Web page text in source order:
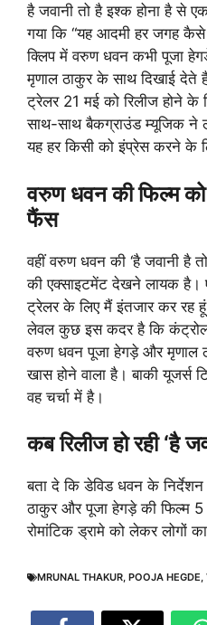
है जवानी तो है इश्क होना है से
गया कि “यह आदमी हर जगह
क्लिप में वरुण धवन कभी पूजा
मृणाल ठाकुर के साथ दिखाई देते
ट्रेलर 21 मई को रिलीज होने के
साथ-साथ बैकग्राउंड म्यूजिक ने
यह हर किसी को इंप्रेस करने के
वरुण धवन की फिल्म
फैंस
वहीं वरुण धवन की ‘है जवानी है
की एक्साइटमेंट देखने लायक
ट्रेलर के लिए मैं इंतजार कर रह
लेवल कुछ इस कदर है कि कंट्रोल
वरुण धवन पूजा हेगड़े और मृणाल
खास होने वाला है। बाकी यूजर्स
वह चर्चा में है।
कब रिलीज हो रही ‘है
बता दे कि डेविड धवन के
ठाकुर और पूजा हेगड़े की फिल्म
रोमांटिक ड्रामे को लेकर लोगों
MRUNAL THAKUR, POOJA HEGDE,